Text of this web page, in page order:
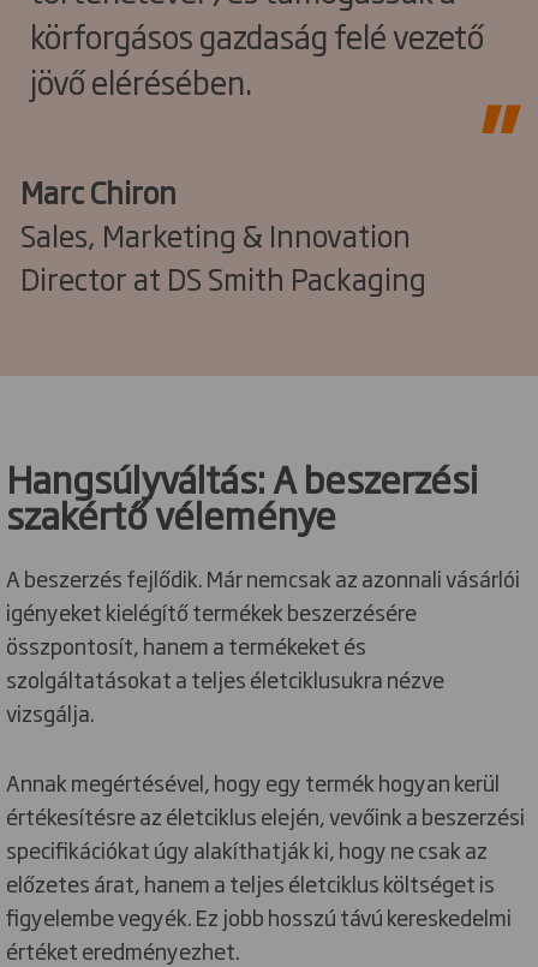
körforgásos gazdaság felé vezető
jövő elérésében.
Marc Chiron
Sales, Marketing & Innovation
Director at DS Smith Packaging
Hangsúlyváltás: A beszerzési
szakértő véleménye
A beszerzés fejlődik. Már nemcsak az azonnali vásárlói
igényeket kielégítő termékek beszerzésére
összpontosít, hanem a termékeket és
szolgáltatásokat a teljes életciklusukra nézve
vizsgálja.
Annak megértésével, hogy egy termék hogyan kerül
értékesítésre az életciklus elején, vevőink a beszerzési
specifikációkat úgy alakíthatják ki, hogy ne csak az
előzetes árat, hanem a teljes életciklus költséget is
figyelembe vegyék. Ez jobb hosszú távú kereskedelmi
értéket eredményezhet.